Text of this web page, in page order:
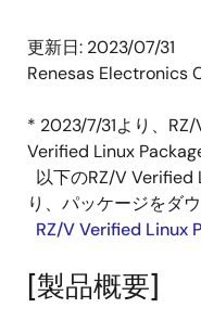
説
更新日: 2023/07/31
Renesas Electronics
* 2023/7/31より、
Verified Linux
以下のRZ/V Verified
り、パッケージをダ
RZ/V Verified Linux
[製品概要]